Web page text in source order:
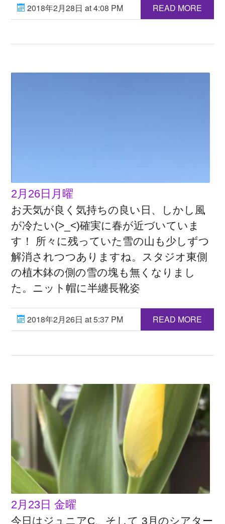
2018年2月28日 at 4:08 PM READ MORE
2月26日月曜
お天気が良く気持ちの良い日、しかし風
が冷たい(>_<)確実に春が近づいていま
す！ 所々に残っていた雪の山も少しずつ
解消されつつありますね。スタジオ東側
の植木鉢の側の雪の塊も無くなりまし
た。ニット帽に半纏長靴姿
2018年2月26日 at 5:37 PM READ MORE
2月23日 金曜
今日はジュニアC、そして 3月のシアター